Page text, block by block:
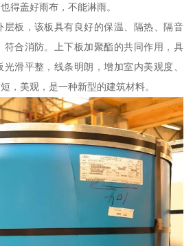
得盖好雨布，不能淋雨。
层板，该板具有良好的保温、隔热、隔音
符合消防。上下板加聚酯的共同作用，具
滑平整，线条明朗，增加室内美观度、
，美观，是一种新型的建筑材料。